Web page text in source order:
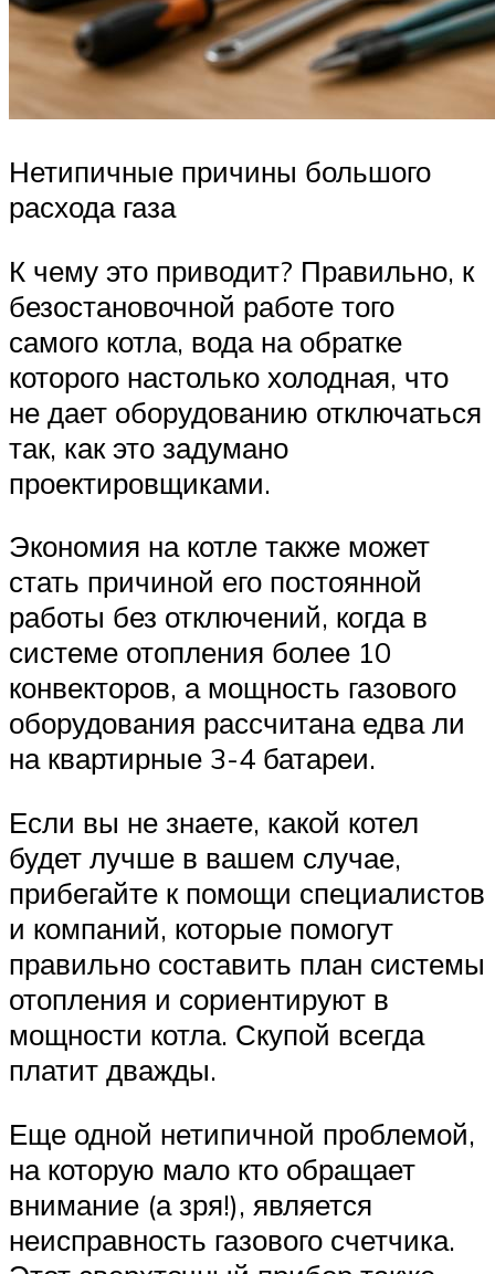
Нетипичные причины большого
расхода газа
К чему это приводит? Правильно, к
безостановочной работе того
самого котла, вода на обратке
которого настолько холодная, что
не дает оборудованию отключаться
так, как это задумано
проектировщиками.
Экономия на котле также может
стать причиной его постоянной
работы без отключений, когда в
системе отопления более 10
конвекторов, а мощность газового
оборудования рассчитана едва ли
на квартирные 3-4 батареи.
Если вы не знаете, какой котел
будет лучше в вашем случае,
прибегайте к помощи специалистов
и компаний, которые помогут
правильно составить план системы
отопления и сориентируют в
мощности котла. Скупой всегда
платит дважды.
Еще одной нетипичной проблемой,
на которую мало кто обращает
внимание (а зря!), является
неисправность газового счетчика.